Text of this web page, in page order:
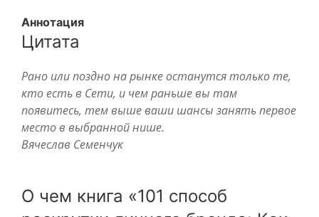
Аннотация
Цитата
Рано или поздно на рынке останутся только те,
кто есть в Сети, и чем раньше вы там
появитесь, тем выше ваши шансы занять первое
место в выбранной нише.
Вячеслав Семенчук
О чем книга «101 способ